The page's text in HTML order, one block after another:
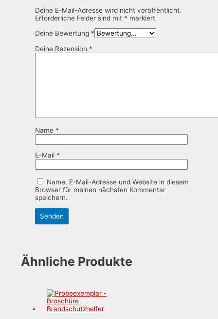
Deine E-Mail-Adresse wird nicht veröffentlicht.
Erforderliche Felder sind mit * markiert
Deine Bewertung *
Deine Rezension *
Name *
E-Mail *
Name, E-Mail-Adresse und Website in diesem
Browser für meinen nächsten Kommentar
speichern.
Ähnliche Produkte